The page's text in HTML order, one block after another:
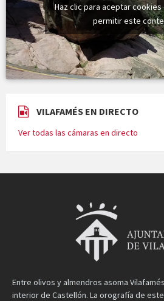
Haz clic para aceptar
permitir este
VILAFAMÉS EN DIRECTO
Ver todas las cámaras en directo
Entre olivos y almendros asoma
interior de Castellón. La orografía de